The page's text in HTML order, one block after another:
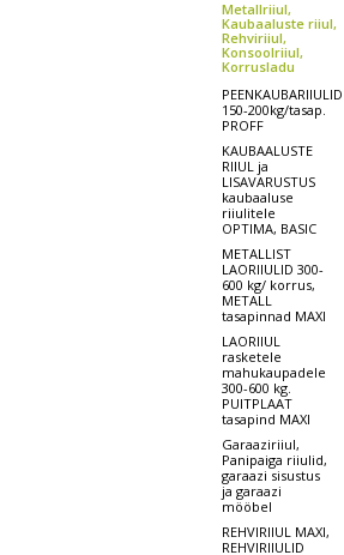
Metallriiul,
Kaubaaluste riiul,
Rehviriiul,
Konsoolriiul,
Korrusladu
PEENKAUBARIIULID
150-200kg/tasap.
PROFF
KAUBAALUSTE
RIIUL ja
LISAVARUSTUS
kaubaaluse
riiulitele
OPTIMA, BASIC
METALLIST
LAORIIULID 300-
600 kg/ korrus,
METALL
tasapinnad MAXI
LAORIIUL
rasketele
mahukaupadele
300-600 kg.
PUITPLAAT
tasapind MAXI
Garaaziriiul,
Panipaiga riiulid,
garaazi sisustus
ja garaazi
mööbel
REHVIRIIUL MAXI,
REHVIRIIULID